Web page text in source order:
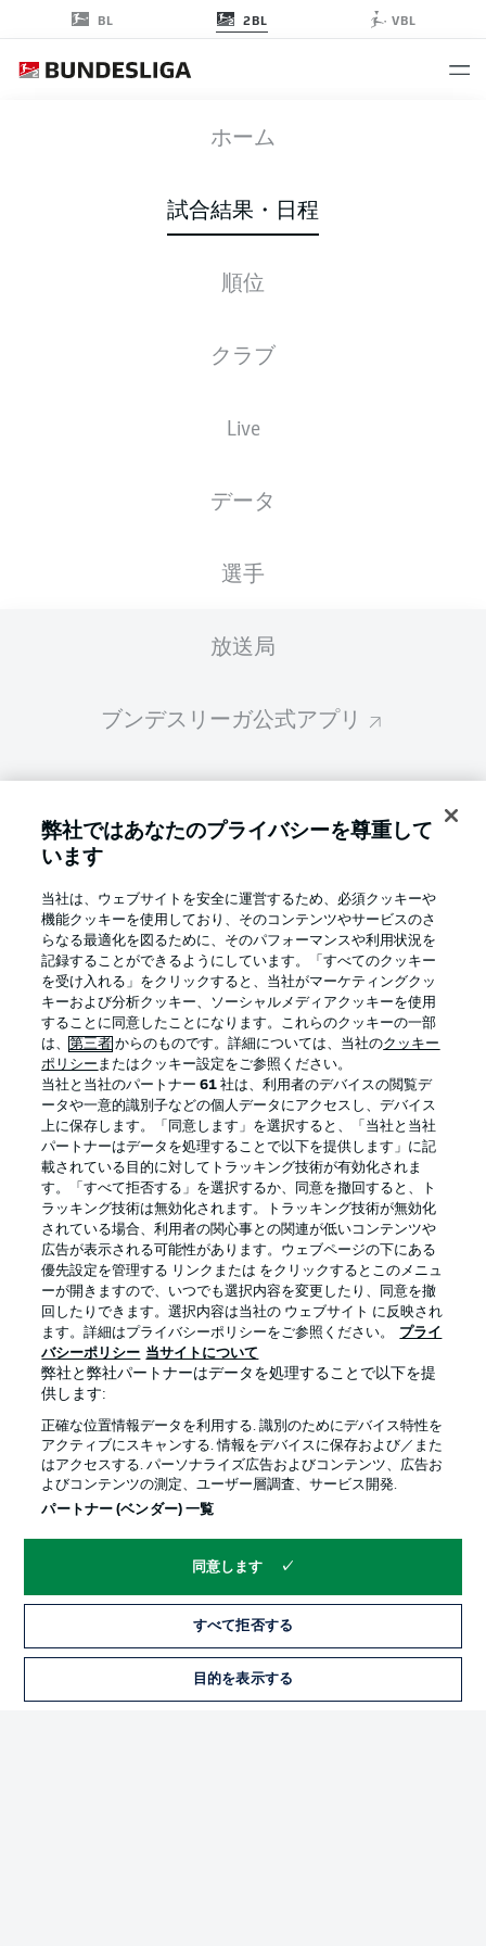
BL 2BL VBL
ホーム
試合結果・日程
順位
クラブ
Live
データ
選手
放送局
ブンデスリーガ公式アプリ
ファンタジー・マネジャー
言語をお選びください
日本語 Display Mode
ログイン
FCK KSC
スターティングメンバー
スターティングメンバーは試合開始の 60分前
Football as it's meant to be
BUNDESLIGA APP
Official Partners
プライバシー・ポリシー 優先設定を管理する
弊社ではあなたのプライバシーを尊重して
います
当社は、ウェブサイトを安全に運営するため、必須クッキーや
機能クッキーを使用しており、そのコンテンツやサービスのさ
らなる最適化を図るために、そのパフォーマンスや利用状況を
記録することができるようにしています。「すべてのクッキー
を受け入れる」をクリックすると、当社がマーケティングクッ
キーおよび分析クッキー、ソーシャルメディアクッキーを使用
することに同意したことになります。これらのクッキーの一部
は、第三者 からのものです。詳細については、当社のクッキー
ポリシー またはクッキー設定をご参照ください。
当社と当社のパートナー61 社は、利用者のデバイスの閲覧デ
ータや一意的識別子などの個人データにアクセスし、デバイス
上に保存します。「同意します」を選択すると、「当社と当社
パートナーはデータを処理することで以下を提供します」に記
載されている目的に対してトラッキング技術が有効化されま
す。「すべて拒否する」を選択するか、同意を撤回すると、ト
ラッキング技術は無効化されます。トラッキング技術が無効化
されている場合、利用者の関心事との関連が低いコンテンツや
広告が表示される可能性があります。ウェブページの下にある
優先設定を管理する リンクまたは をクリックするとこのメニュ
ーが開きますので、いつでも選択内容を変更したり、同意を撤
回したりできます。選択内容は当社の ウェブサイト に反映され
ます。詳細はプライバシーポリシーをご参照ください。
プライ
バシーポリシー 当サイトについて
弊社と弊社パートナーはデータを処理することで以下を提
供します:
正確な位置情報データを利用する. 識別のためにデバイス特性を
アクティブにスキャンする. 情報をデバイスに保存および／また
はアクセスする. パーソナライズ広告およびコンテンツ、広告お
よびコンテンツの測定、ユーザー層調査、サービス開発.
パートナー (ベンダー) 一覧
同意します
すべて拒否する
目的を表示する